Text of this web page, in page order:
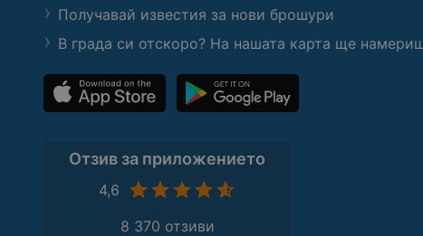
Получавай известия за нови брошури
В града си отскоро? На нашата карта ще
Отзив за приложението
4,6
8 370 отзиви